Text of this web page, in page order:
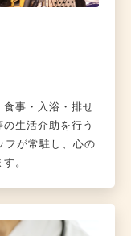
食事・入浴・排せ
生活介助を行う
フが常駐し、心の
。